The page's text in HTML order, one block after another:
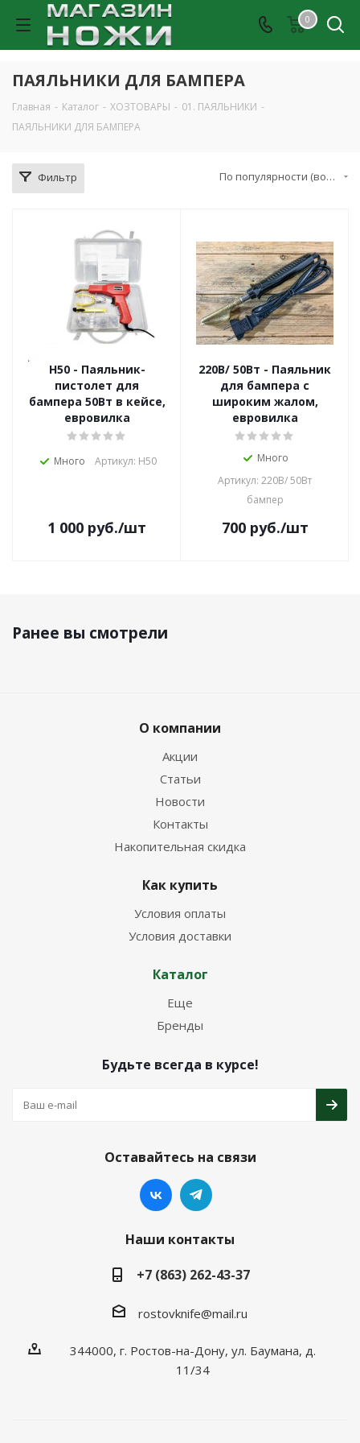
0
ПАЯЛЬНИКИ ДЛЯ БАМПЕРА
Главная - Каталог - ХОЗТОВАРЫ - 01. ПАЯЛЬНИКИ -
ПАЯЛЬНИКИ ДЛЯ БАМПЕРА
Фильтр По популярности (возрастание)
H50 - Паяльник-
пистолет для
бампера 50Вт в кейсе,
евровилка
Много Артикул: H50
1 000 руб./шт
220В/ 50Вт - Паяльник
для бампера с
широким жалом,
евровилка
Много
Артикул: 220В/ 50Вт
бампер
700руб./шт
Ранее вы смотрели
О компании
Акции
Статьи
Новости
Контакты
Накопительная скидка
Как купить
Условия оплаты
Условия доставки
Каталог
Еще
Бренды
Будьте всегда в курсе!
Оставайтесь на связи
Наши контакты
+7 (863) 262-43-37
rostovknife@mail.ru
344000, г. Ростов-на-Дону, ул. Баумана, д.
11/34